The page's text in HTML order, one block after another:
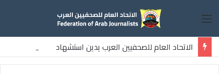
القائمة
الاتحاد العام للصحفيين العرب يدين استشهاد
ثلاثة صحفيين فلسطينيين باستهداف إسرائيلي وسط قطاع غزة